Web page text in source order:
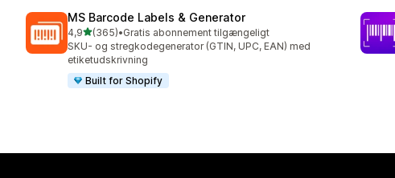
MS Barcode Labels & Generator
4,9ud af 5 stjerner
(365)
365 anmeldelser i alt
•Gratis abonnement tilgængeligt
SKU- og stregkodegenerator (GTIN, UPC, EAN) med
etiketudskrivning
Built for Shopify